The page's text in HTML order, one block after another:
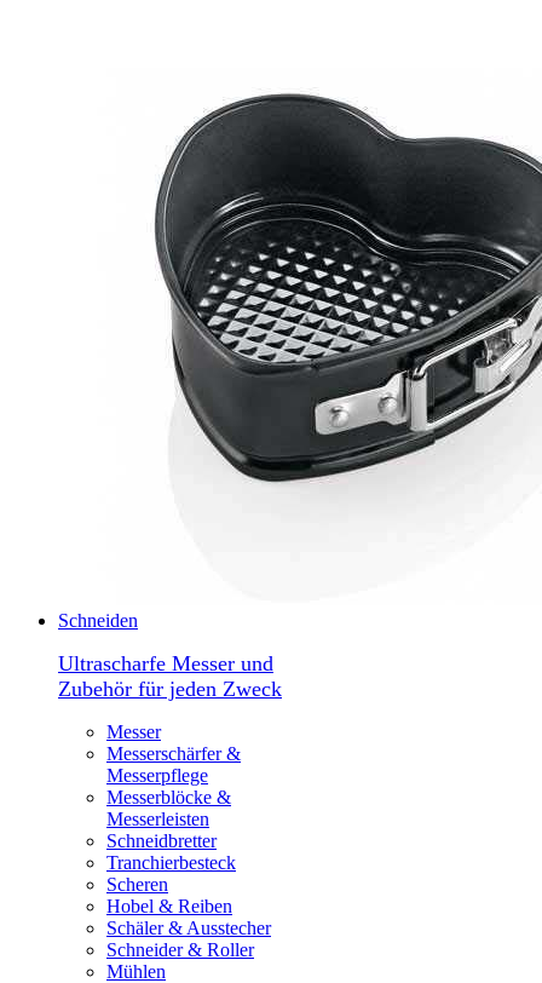
Schneiden
Ultrascharfe Messer und
Zubehör für jeden Zweck
Messer
Messerschärfer &
Messerpflege
Messerblöcke &
Messerleisten
Schneidbretter
Tranchierbesteck
Scheren
Hobel & Reiben
Schäler & Ausstecher
Schneider & Roller
Mühlen